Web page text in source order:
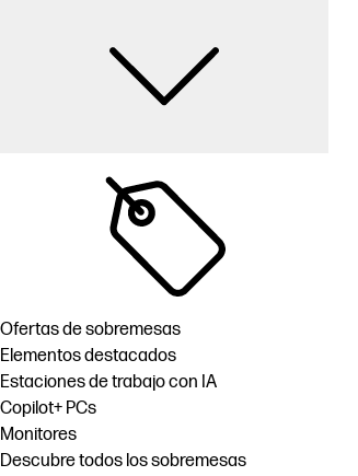
Ofertas de sobremesas
Elementos destacados
Estaciones de trabajo con IA
Copilot+ PCs
Monitores
Descubre todos los sobremesas